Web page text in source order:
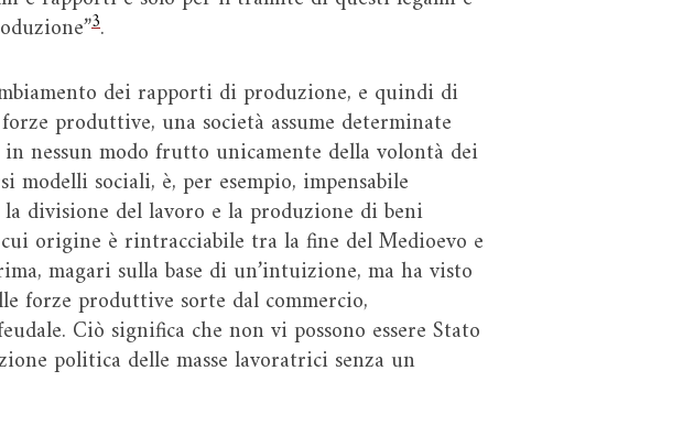
3.
dei rapporti di produzione, e quindi di
produttive, una società assume determinate
nessun modo frutto unicamente della volontà dei
modelli sociali, è, per esempio, impensabile
la divisione del lavoro e la produzione di beni
origine è rintracciabile tra la fine del Medioevo e
magari sulla base di un’intuizione, ma ha visto
forze produttive sorte dal commercio,
Ciò significa che non vi possono essere Stato
politica delle masse lavoratrici senza un